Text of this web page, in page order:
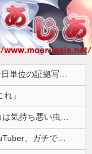
体調不良で休んでパチ●コ通ってたら、数十日単位の証拠写真撮られて会社クビになった
」
【予算100万】市長「特定外来生物クビアカは気持ち悪い虫だしそんな需要ないと思う」1匹300円相当の報奨金→初日に42万取られ焦り
【恐怖】酒とタバコを愛する日常系女性YouTuber、ガチで体が終わる・・・